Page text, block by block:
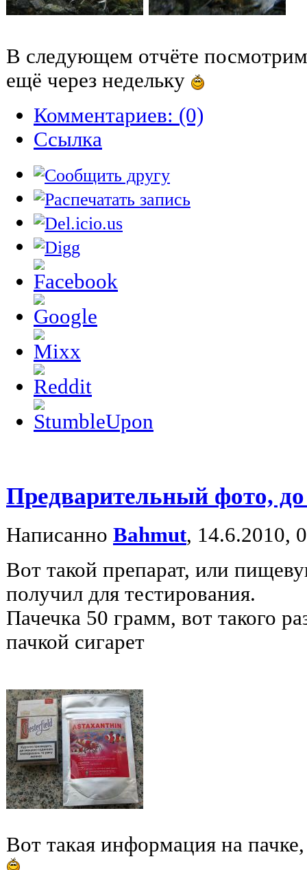
В следующем отчёте
ещё через недельку
Комментариев: (0)
Cсылка
Предварительный фото,
Написанно Bahmut, 14.6.2010,
Вот такой препарат, или
получил для тестирования.
Пачечка 50 грамм, вот такого
пачкой сигарет
Вот такая информация на